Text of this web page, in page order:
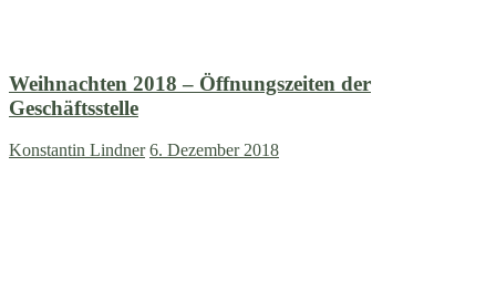
Weihnachten 2018 – Öffnungszeiten der
Geschäftsstelle
Konstantin Lindner 6. Dezember 2018